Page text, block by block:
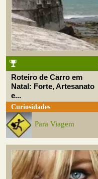
Roteiro de Carro em
Natal: Forte, Artesanato
e...
Curiosidades
Para Viagem